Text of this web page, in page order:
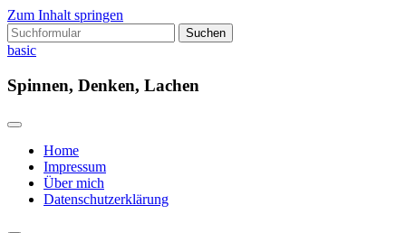
Zum Inhalt springen
Suchen
nach:
basic
Spinnen, Denken, Lachen
Home
Impressum
Über mich
Datenschutzerklärung